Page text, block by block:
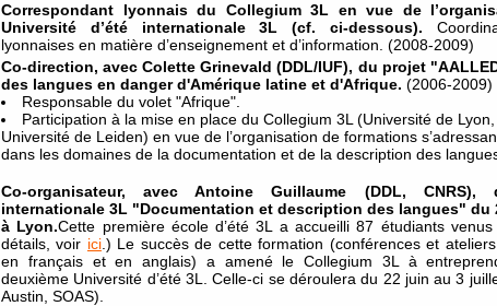
Correspondant lyonnais du Collegium 3L en vue de
Université d’été internationale 3L (cf. ci-dessous).
lyonnaises en matière d’enseignement et d’information. (2008-2009)
Co-direction, avec Colette Grinevald (DDL/IUF), du projet
des langues en danger d'Amérique latine et d'Afrique. (2006-2009)
Responsable du volet "Afrique".
Participation à la mise en place du Collegium 3L (Université de
Université de Leiden) en vue de l’organisation de formations
dans les domaines de la documentation et de la description des
Co-organisateur, avec Antoine Guillaume (DDL,
internationale 3L "Documentation et description des langues" du
à Lyon.Cette première école d’été 3L a accueilli 87 étudiants
détails, voir ici.) Le succès de cette formation (conférences et
en français et en anglais) a amené le Collegium 3L à
deuxième Université d’été 3L. Celle-ci se déroulera du 22 juin au 3
Austin, SOAS).